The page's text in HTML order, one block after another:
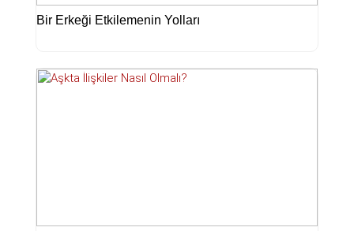
Bir Erkeği Etkilemenin Yolları